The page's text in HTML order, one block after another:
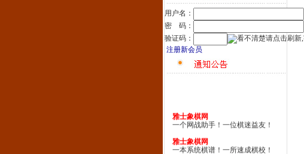
用户名：
密 码：
验证码：
注册新会员
雅士象棋网
一个网战助手！一位棋迷益友！
雅士象棋网
一本系统棋谱！一所速成棋校！